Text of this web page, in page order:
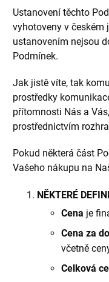
Ustanovení těchto
vyhotoveny v českém
ustanovením nejsou
Podmínek.
Jak jistě víte, tak
prostředky
přítomnosti Nás a
prostřednictvím
Pokud některá část
Vašeho nákupu na
NĚKTERÉ
Cena je
Cena za
včetně
Celková